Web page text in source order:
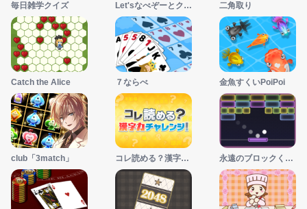
毎日雑学クイズ Let'sなべぞーとクッキング！ 二角取り
Catch the Alice ７ならべ 金魚すくいPoiPoi
club「3match」 コレ読める？漢字力チャレンジ 永遠のブロックくずし